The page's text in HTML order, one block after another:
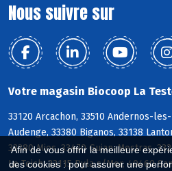
Afin de vous offrir la meilleure
des cookies : pour assurer une
Nous suivre sur
Votre magasin Biocoop La
33120 Arcachon, 33510 Andernos-
Audenge, 33380 Biganos, 33138
33380 Mios, 33470 Gujan-Mestras,
Le Teich, 33115 Pyla s/Mer, 40460